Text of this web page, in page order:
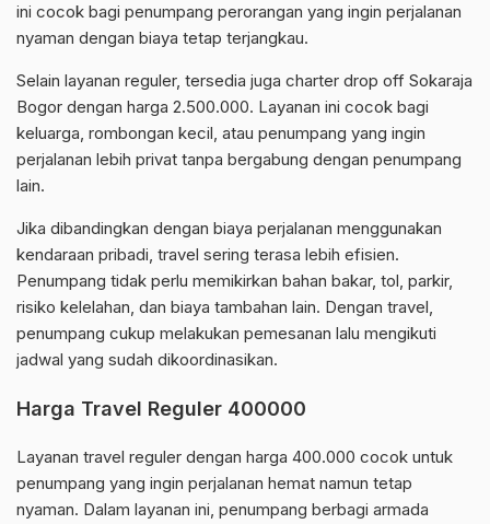
ini cocok bagi penumpang perorangan yang ingin perjalanan
nyaman dengan biaya tetap terjangkau.
Selain layanan reguler, tersedia juga charter drop off Sokaraja
Bogor dengan harga 2.500.000. Layanan ini cocok bagi
keluarga, rombongan kecil, atau penumpang yang ingin
perjalanan lebih privat tanpa bergabung dengan penumpang
lain.
Jika dibandingkan dengan biaya perjalanan menggunakan
kendaraan pribadi, travel sering terasa lebih efisien.
Penumpang tidak perlu memikirkan bahan bakar, tol, parkir,
risiko kelelahan, dan biaya tambahan lain. Dengan travel,
penumpang cukup melakukan pemesanan lalu mengikuti
jadwal yang sudah dikoordinasikan.
Harga Travel Reguler 400000
Layanan travel reguler dengan harga 400.000 cocok untuk
penumpang yang ingin perjalanan hemat namun tetap
nyaman. Dalam layanan ini, penumpang berbagi armada